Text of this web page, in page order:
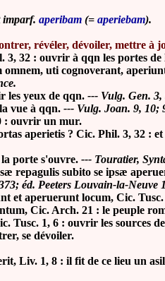
imparf. aperibam (= aperiebam).
révéler, dévoiler, mettre à
3, 32 : ouvrir à qqn les portes de
uti cognoverant, aperiunt,
yeux de qqn. --- Vulg. Gen. 3,
vue à qqn. --- Vulg. Joan. 9, 10;
ouvrir un mur.
aperietis ? Cic. Phil. 3, 32 : et
porte s'ouvre. --- Touratier,
repagulis subito se ipsæ
éd. Peeters Louvain-la-Neuve
et aperuerunt locum, Cic.
Cic. Arch. 21 : le peuple
Tusc. 1, 6 : ouvrir les sources
se dévoiler.
Liv. 1, 8 : il fit de ce lieu un